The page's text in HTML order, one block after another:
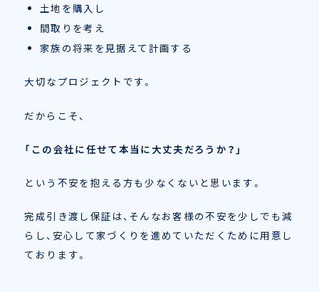
土地を購入し
間取りを考え
家族の将来を見据えて計画する
大切なプロジェクトです。
だからこそ、
「この会社に任せて本当に大丈夫だろうか？」
という不安を抱える方も少なくないと思います。
完成引き渡し保証は、そんなお客様の不安を少しでも減
らし、安心して家づくりを進めていただくために用意し
ております。